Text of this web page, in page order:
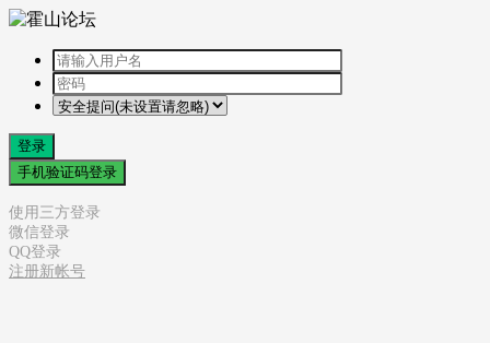
登录
手机验证码登录
使用三方登录
微信登录
QQ登录
注册新帐号